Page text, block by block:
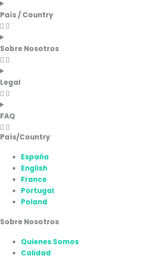
País / Country
Sobre Nosotros
Legal
FAQ
País/Country
España
English
France
Portugal
Poland
Sobre Nosotros
Quienes Somos
Calidad